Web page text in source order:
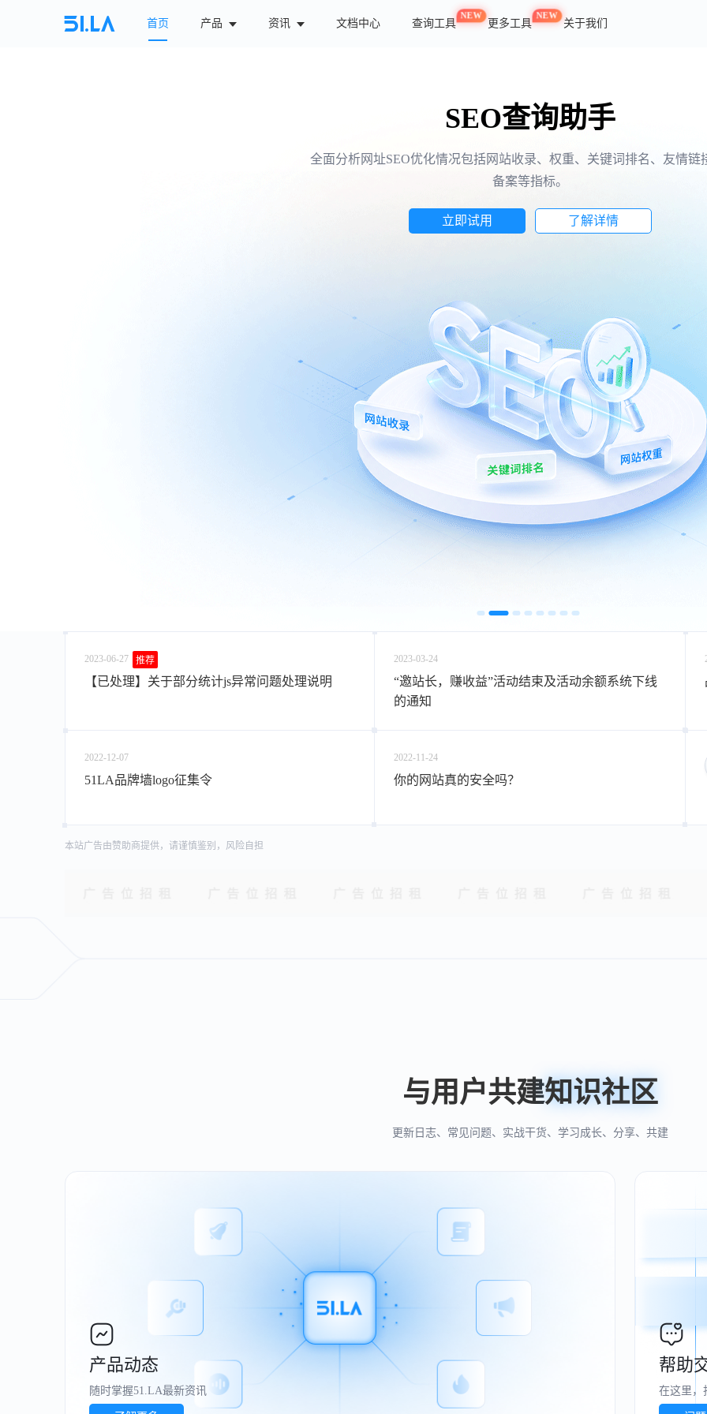
首页 产品 资讯 文档中心 查询工具
NEW
更多工具
NEW
关于我们
AI 智能助手 全新上线
搭载智能问答分析能力，一站式深挖全站数据，直观掌握数据、流量与
方位助力站长精细化经营网站
立即试用 了解详情
2023-06-27 推荐
【已处理】关于部分统计js异常问题处理说明
2023-03-24
“邀站长，赚收益”活动结束及活动余额系统下线
的通知
2022-12-07
51LA品牌墙logo征集令
2022-11-24
你的网站真的安全吗？
本站广告由赞助商提供，请谨慎鉴别，风险自担
与用户共建知识社区
更新日志、常见问题、实战干货、学习成长、分享、共建
产品动态
随时掌握51.LA最新资讯
帮助
在这里，